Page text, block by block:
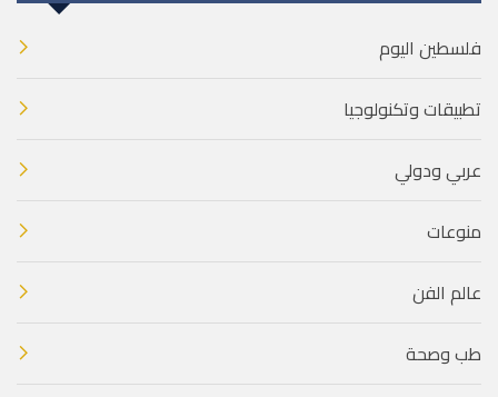
فلسطين اليوم
تطبيقات وتكنولوجيا
عربي ودولي
منوعات
عالم الفن
طب وصحة